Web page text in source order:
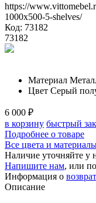
https://
1000x500-5-shelves/
Код: 73182
73182
Материал
Цвет Серый
6 000 ₽
в корзину быстрый
Подробнее о товаре
Все цвета и
Наличие уточняйте у
Напишите нам, или
Информация о
Описание